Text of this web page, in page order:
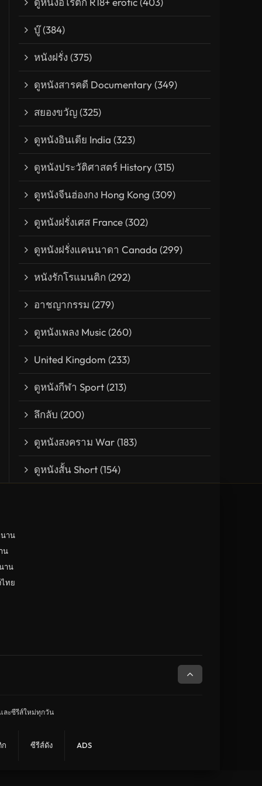
เคลย์ตัน คนเหยียบยุติธรรม
นัก หลอกรักซะให้เข็ด
บู๊(384)
หนังฝรั่ง (375)
ดูหนังสารคดี Documentary(349)
สยองขวัญ(325)
ดูหนังอินเดีย India (323)
ดูหนังประวัติศาสตร์ History(315)
ดูหนังจีนฮ่องกง Hong Kong (309)
ดูหนังฝรั่งเศส France(302)
ดูหนังฝรั่งแคนนาดา Canada (299)
หนังรักโรแมนติก (292)
อาชญากรรม (279)
ดูหนังเพลง Music(260)
United Kingdom (233)
ดูหนังกีฬา Sport(213)
ลึกลับ (200)
ดูหนังสงคราม War(183)
ดูหนังสั้น Short(154)
าน
น
าน
ทย
ละซีรีส์ใหม่ทุกวัน
ซีรีส์ดัง ADS